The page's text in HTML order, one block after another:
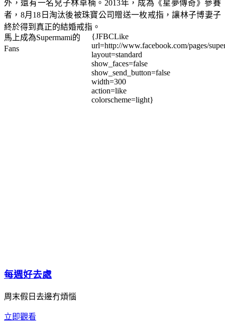
外，還有一名兒子林卓楠。2013年，成為《星夢傳奇》參賽
者，8月18日淘汰後被珠寶公司贈送一枚戒指，讓林子博妻子
終於得到真正的結婚戒指。
馬上成為Supermami的
Fans
{JFBCLike
url=http://www.facebook.com/pages/
layout=standard
show_faces=false
show_send_button=false
width=300
action=like
colorscheme=light}
每週好去處
周末假日去邊冇煩惱
立即觀看